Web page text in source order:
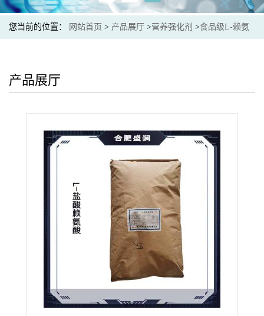
您当前的位置： 网站首页 > 产品展厅 >营养强化剂 >食品级L-赖氨
产品展厅